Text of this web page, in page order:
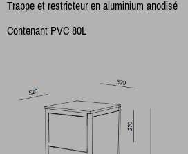
Trappe et restricteur en aluminium anodisé
Contenant PVC 80L